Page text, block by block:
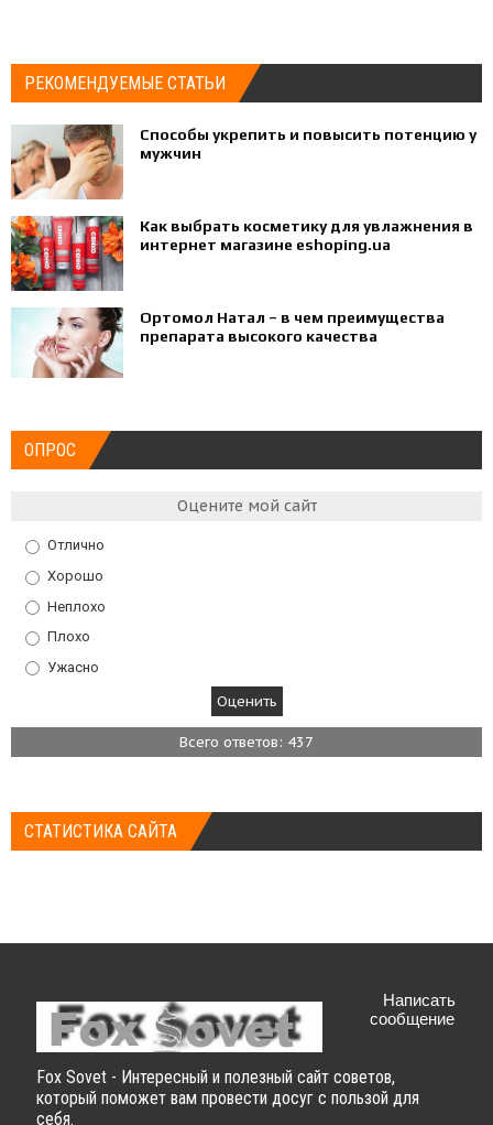
РЕКОМЕНДУЕМЫЕ СТАТЬИ
Способы укрепить и повысить потенцию у
мужчин
Как выбрать косметику для увлажнения в
интернет магазине eshoping.ua
Ортомол Натал – в чем преимущества
препарата высокого качества
ОПРОС
Оцените мой сайт
Отлично
Хорошо
Неплохо
Плохо
Ужасно
Всего ответов: 437
СТАТИСТИКА САЙТА
Fox Sovet - Интересный и полезный сайт советов,
который поможет вам провести досуг с пользой для
себя.
Написать
сообщение